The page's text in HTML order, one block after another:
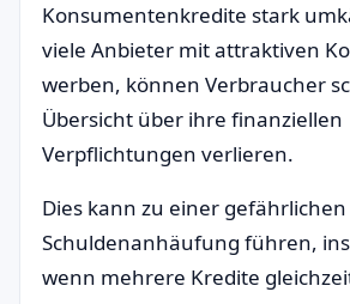
Konsumentenkredite stark
viele Anbieter mit attraktiven
werben, können Verbraucher
Übersicht über ihre finanziellen
Verpflichtungen verlieren.
Dies kann zu einer gefährlichen
Schuldenanhäufung führen,
wenn mehrere Kredite